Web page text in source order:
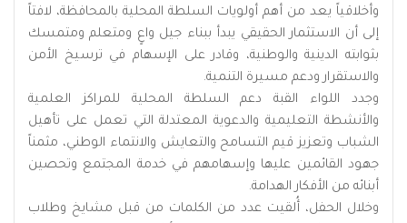
وأخلاقياً يعد من أهم أولويات السلطة المحلية بالمحافظة، لافتاً
إلى أن الاستثمار الحقيقي يبدأ ببناء جيل واعٍ ومتعلم ومتمسك
بثوابته الدينية والوطنية، وقادر على الإسهام في ترسيخ الأمن
والاستقرار ودعم مسيرة التنمية.
وجدد اللواء القبة دعم السلطة المحلية للمراكز العلمية
والأنشطة التعليمية والدعوية المعتدلة التي تعمل على تأهيل
الشباب وتعزيز قيم التسامح والتعايش والانتماء الوطني، مثمناً
جهود القائمين عليها وإسهامهم في خدمة المجتمع وتحصين
أبنائه من الأفكار الهدامة.
وخلال الحفل، أُلقيت عدد من الكلمات من قبل مشايخ وطلاب